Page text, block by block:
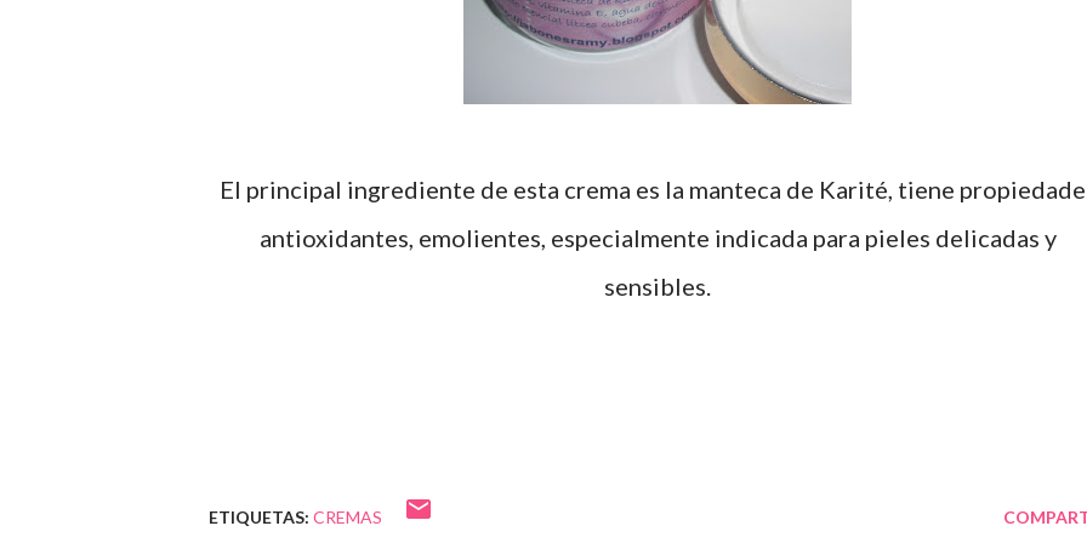
El principal ingrediente de esta crema es la manteca de Karité, tiene propiedades
antioxidantes, emolientes, especialmente indicada para pieles delicadas y
sensibles.
ETIQUETAS: CREMAS